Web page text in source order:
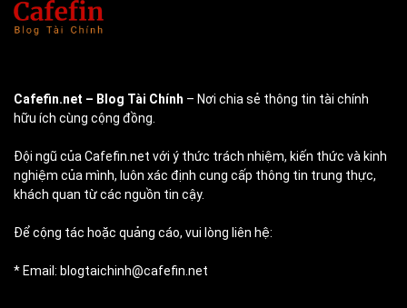
Cafefin.net – Blog Tài Chính – Nơi chia sẻ thông tin tài chính
hữu ích cùng cộng đồng.
Đội ngũ của Cafefin.net với ý thức trách nhiệm, kiến thức và kinh
nghiệm của mình, luôn xác định cung cấp thông tin trung thực,
khách quan từ các nguồn tin cậy.
Để cộng tác hoặc quảng cáo, vui lòng liên hệ:
* Email: blogtaichinh@cafefin.net